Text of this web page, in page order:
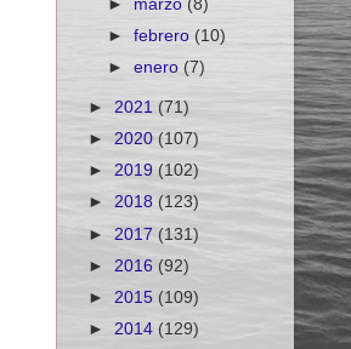
► marzo (8)
►febrero(10)
►enero(7)
► 2021 (71)
► 2020 (107)
► 2019 (102)
► 2018 (123)
► 2017 (131)
► 2016 (92)
► 2015 (109)
► 2014 (129)